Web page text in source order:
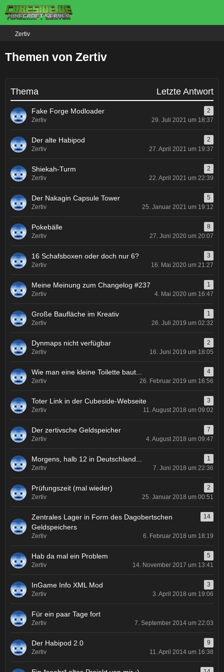
Zertiv
Themen von Zertiv
Thema Letzte Antwort
Fake Forge Modloader
2
Zertiv
29. Juli 2021 um 18:37
Der alte Habipod
2
Zertiv
27. April 2021 um 19:37
Shiekah-Turm
2
Zertiv
22. April 2021 um 22:39
Der Nakagin Capsule Tower
5
Zertiv
25. Januar 2021 um 19:12
Pokebälle
8
Zertiv
27. Juni 2020 um 20:07
16 Schafsboxen oder doch nur 6?
3
Zertiv
16. Mai 2020 um 21:27
Meine Meinung zum Changelog #237
1
Zertiv
4. Mai 2020 um 16:47
Große Baufläche im Kreativ
1
Zertiv
26. Juli 2019 um 02:32
Dynmaps nicht verfügbar
2
Zertiv
16. Juni 2019 um 18:05
Wie man eine kleine Toilette baut...
4
Zertiv
26. Februar 2019 um 16:56
Toter Link in der Cubeside-Webseite
3
Zertiv
11. August 2018 um 09:02
Der zertivsche Geldspeicher
7
Zertiv
4. August 2018 um 09:47
Morgens, halb 12 in Deutschland...
1
Zertiv
7. Juni 2018 um 22:36
Prüfungszeit (mal wieder)
2
Zertiv
25. Januar 2018 um 00:51
Zentrales Lager in Form des Dagobertschen
Geldspeichers
14
Zertiv 6. Februar 2018 um 18:19
Hab da mal ein Problem
5
Zertiv
14. November 2017 um 13:41
InGame Info XML Mod
3
Zertiv
3. April 2018 um 19:06
Für ein paar Tage fort
Zertiv 7. September 2014 um 22:03
Der Habipod 2.0
9
Zertiv
11. April 2014 um 16:38